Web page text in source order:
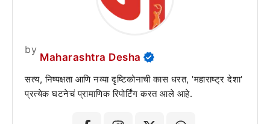
by
Maharashtra Desha
सत्य, निष्पक्षता आणि नव्या दृष्टिकोनाची कास धरत, 'महाराष्ट्र देशा'
प्रत्येक घटनेचं प्रामाणिक रिपोर्टिंग करत आले आहे.